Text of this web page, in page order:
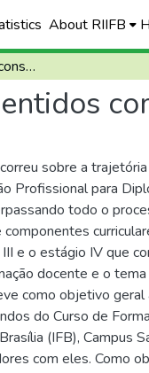
About RIIFB
O professor cuidador: construindo sentidos com o educando
sobre a
Profissional para
todo o
e o estágio IV que
docente e o
como objetivo geral
do Curso de
(IFB), Campus
com eles. Como